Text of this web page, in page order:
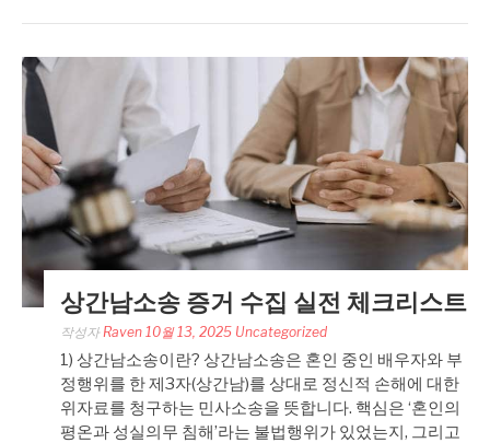
상간남소송 증거 수집 실전 체크리스트
작성자 Raven 10월 13, 2025 Uncategorized
1) 상간남소송이란? 상간남소송은 혼인 중인 배우자와 부
정행위를 한 제3자(상간남)를 상대로 정신적 손해에 대한
위자료를 청구하는 민사소송을 뜻합니다. 핵심은 ‘혼인의
평온과 성실의무 침해’라는 불법행위가 있었는지, 그리고